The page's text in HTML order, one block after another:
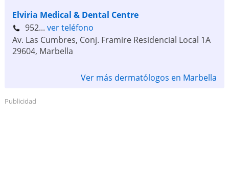
Elviria Medical & Dental Centre
952... ver teléfono
Av. Las Cumbres, Conj. Framire Residencial Local 1A
29604, Marbella
Ver más dermatólogos en Marbella
Publicidad